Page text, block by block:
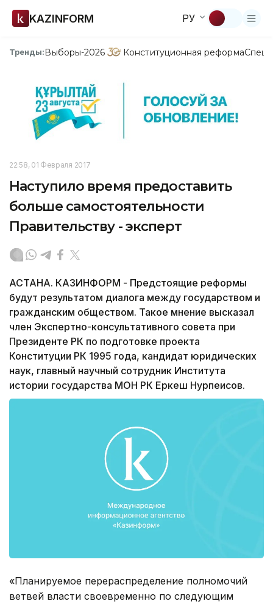
KAZINFORM РУ
Тренды:Выборы-2026 Конституционная реформа
22:58, 01 Февраля 2017
Наступило время предоставить
больше самостоятельности
Правительству - эксперт
АСТАНА. КАЗИНФОРМ - Предстоящие реформы
будут результатом диалога между государством и
гражданским обществом. Такое мнение высказал
член Экспертно-консультативного совета при
Президенте РК по подготовке проекта
Конституции РК 1995 года, кандидат юридических
наук, главный научный сотрудник Института
истории государства МОН РК Еркеш Нурпеисов.
«Планируемое перераспределение полномочий
ветвей власти своевременно по следующим